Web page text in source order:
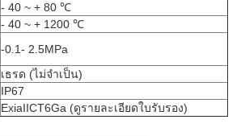
- 40 ~ + 80 ℃
- 40 ~ + 1200 ℃
-0.1- 2.5MPa
เธรด (ไม่จำเป็น)
IP67
ExiaIICT6Ga (ดูรายละเอียดใบรับรอง)